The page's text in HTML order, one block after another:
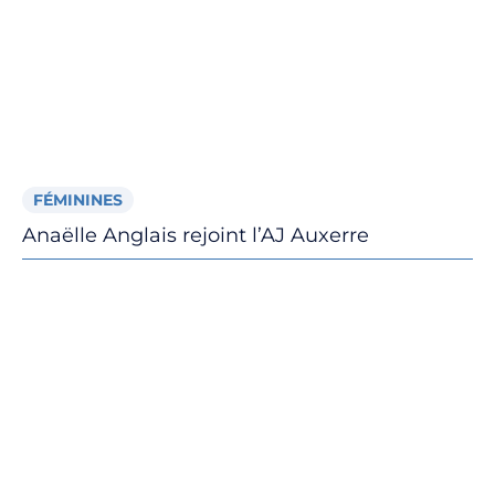
FÉMININES
Anaëlle Anglais rejoint l’AJ Auxerre